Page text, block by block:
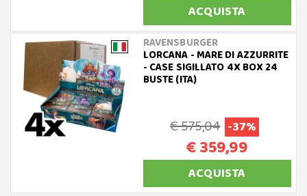
ACQUISTA
RAVENSBURGER
LORCANA - MARE DI AZZURRITE
- CASE SIGILLATO 4X BOX 24
BUSTE (ITA)
€ 575,04 -37%
€ 359,99
ACQUISTA